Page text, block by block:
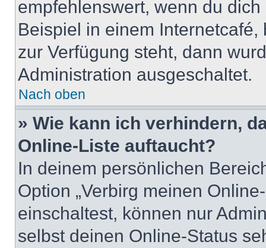
empfehlenswert, wenn du
Beispiel in einem
zur Verfügung steht, dann
Administration ausgeschaltet.
Nach oben
» Wie kann ich verhindern,
Online-Liste auftaucht?
In deinem persönlichen
Option „Verbirg meinen
einschaltest, können nur
selbst deinen Online-Status